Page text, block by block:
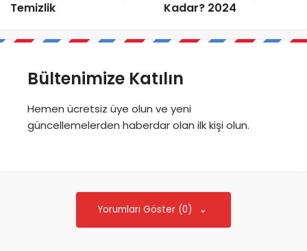
Temizlik
Kadar? 2024
Bültenimize Katılın
Hemen ücretsiz üye olun ve yeni
güncellemelerden haberdar olan ilk kişi olun.
Yorumları Göster (0)